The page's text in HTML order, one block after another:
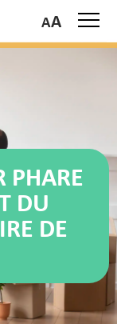
PHARE
DU
DE
A